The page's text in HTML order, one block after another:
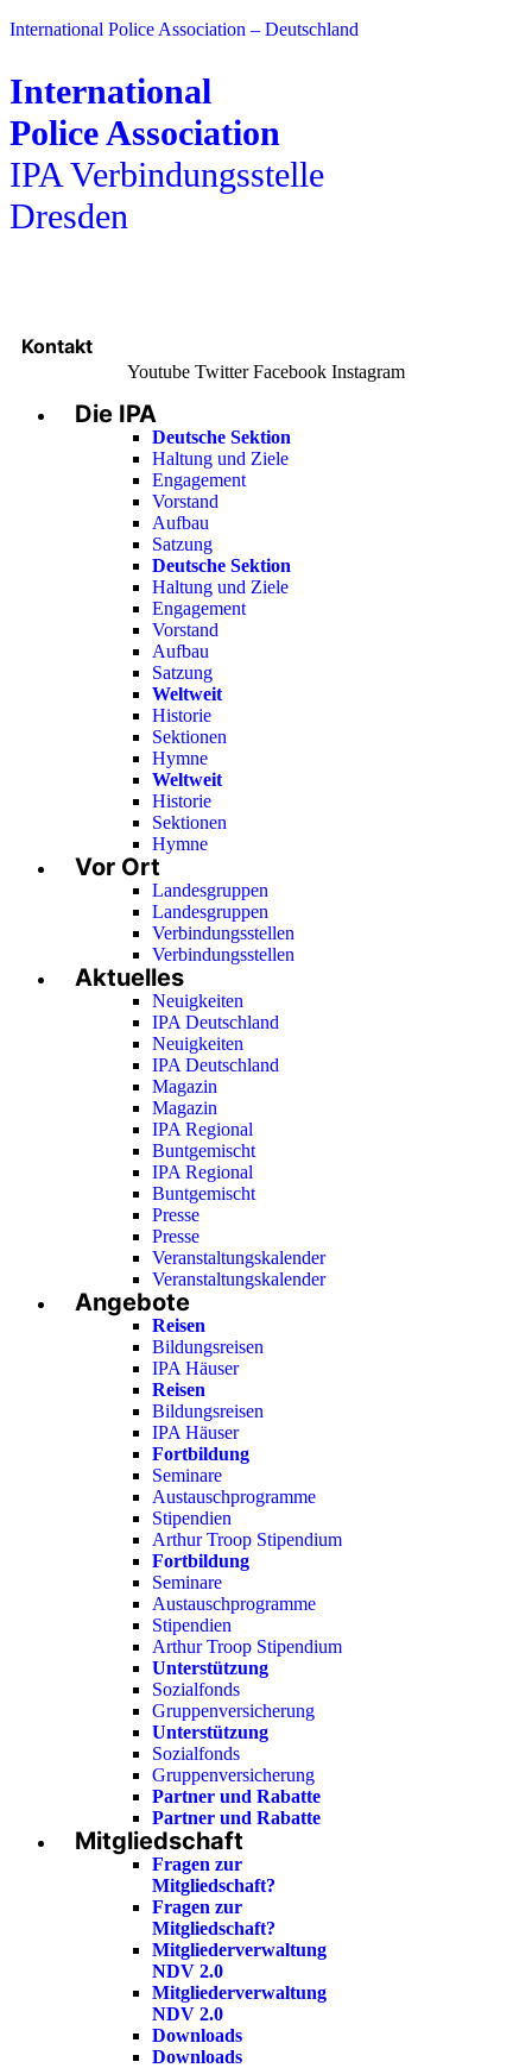
International Police Association – Deutschland
International
Police Association
IPA Verbindungsstelle
Dresden
Kontakt
Youtube Twitter Facebook Instagram
Menu
Die IPA
Deutsche Sektion
Haltung und Ziele
Engagement
Vorstand
Aufbau
Satzung
Deutsche Sektion
Haltung und Ziele
Engagement
Vorstand
Aufbau
Satzung
Weltweit
Historie
Sektionen
Hymne
Weltweit
Historie
Sektionen
Hymne
Vor Ort
Landesgruppen
Landesgruppen
Verbindungsstellen
Verbindungsstellen
Aktuelles
Neuigkeiten
IPA Deutschland
Neuigkeiten
IPA Deutschland
Magazin
Magazin
IPA Regional
Buntgemischt
IPA Regional
Buntgemischt
Presse
Presse
Veranstaltungskalender
Veranstaltungskalender
Angebote
Reisen
Bildungsreisen
IPA Häuser
Reisen
Bildungsreisen
IPA Häuser
Fortbildung
Seminare
Austauschprogramme
Stipendien
Arthur Troop Stipendium
Fortbildung
Seminare
Austauschprogramme
Stipendien
Arthur Troop Stipendium
Unterstützung
Sozialfonds
Gruppenversicherung
Unterstützung
Sozialfonds
Gruppenversicherung
Partner und Rabatte
Partner und Rabatte
Mitgliedschaft
Fragen zur
Mitgliedschaft?
Fragen zur
Mitgliedschaft?
Mitgliederverwaltung
NDV 2.0
Mitgliederverwaltung
NDV 2.0
Downloads
Downloads